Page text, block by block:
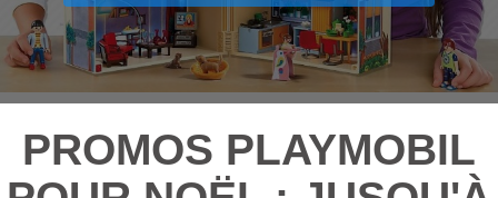
PROMOS PLAYMOBIL